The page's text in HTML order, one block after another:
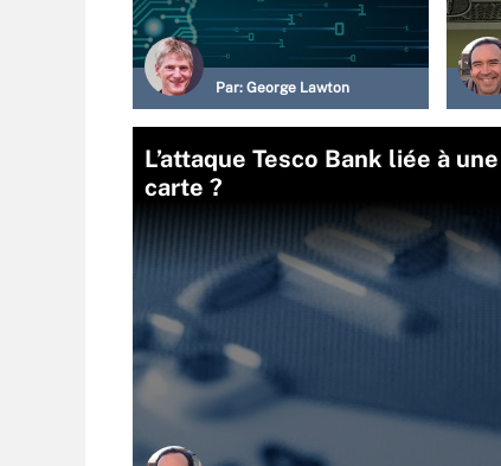
Par: George Lawton
L’attaque Tesco Bank liée à
carte ?